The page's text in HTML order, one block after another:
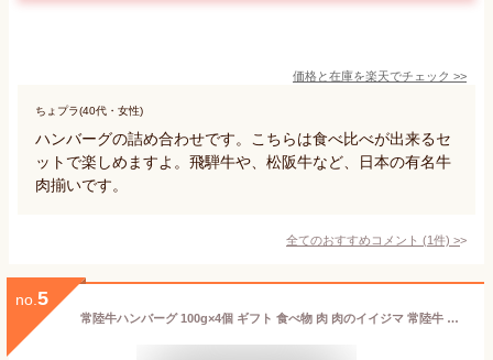
価格と在庫を楽天でチェック >>
ちょプラ(40代・女性)
ハンバーグの詰め合わせです。こちらは食べ比べが出来るセ
ットで楽しめますよ。飛騨牛や、松阪牛など、日本の有名牛
肉揃いです。
全てのおすすめコメント (1件) >
no. 5
常陸牛ハンバーグ 100g×4個 ギフト 食べ物 肉 肉のイイジマ 常陸牛 無添加 ハンバーグ | 母の日ギフト 合格祝い 人気 誕生日 プレゼント 内祝い お返し 牛肉 化粧箱 冷凍 国産 高級 食品 お礼